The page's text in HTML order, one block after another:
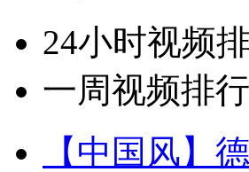
24小时视频
一周视频排行
【中国风】